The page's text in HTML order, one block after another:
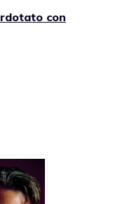
con